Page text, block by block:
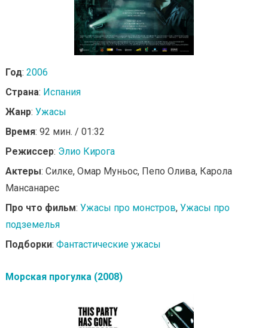
Год: 2006
Страна: Испания
Жанр: Ужасы
Время: 92 мин. / 01:32
Режиссер: Элио Кирога
Актеры: Силке, Омар Муньос, Пепо Олива, Карола
Мансанарес
Про что фильм: Ужасы про монстров, Ужасы про
подземелья
Подборки: Фантастические ужасы
Морская прогулка (2008)